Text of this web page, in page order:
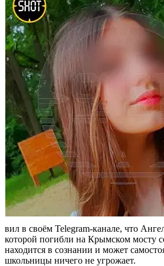
вил в своём Telegram-канале, что
которой погибли на Крымском мосту
находится в сознании и может
школьницы ничего не угрожает.